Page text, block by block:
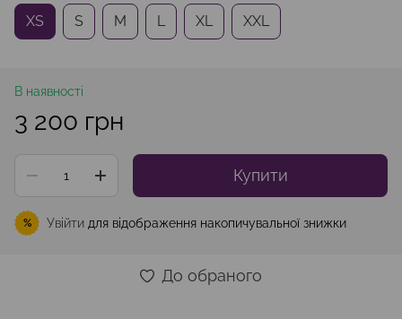
XS S M L XL XXL
В наявності
3 200 грн
Купити
% Увійти для відображення накопичувальної знижки
До обраного